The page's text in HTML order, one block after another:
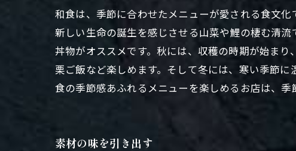
和食は、季節に合わせたメニューが愛される食文
新しい生命の誕生を感じさせる山菜や鯉の棲む清
丼物がオススメです。秋には、収穫の時期が始ま
栗ご飯など楽しめます。そして冬には、寒い季節
食の季節感あふれるメニューを楽しめるお店は、
素材の味を引き出す